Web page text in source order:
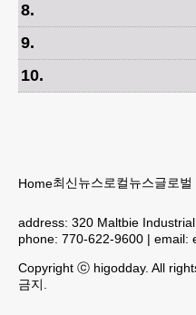
8.
9.
10.
Home최신뉴스로컬뉴스글로벌
address: 320 Maltbie
phone: 770-622-9600 | email:
Copyright ⓒ higodday. All
금지.